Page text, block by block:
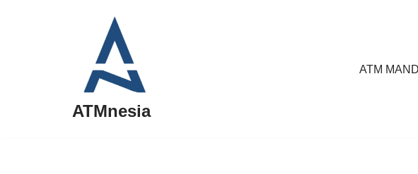
ATMnesia
ATM